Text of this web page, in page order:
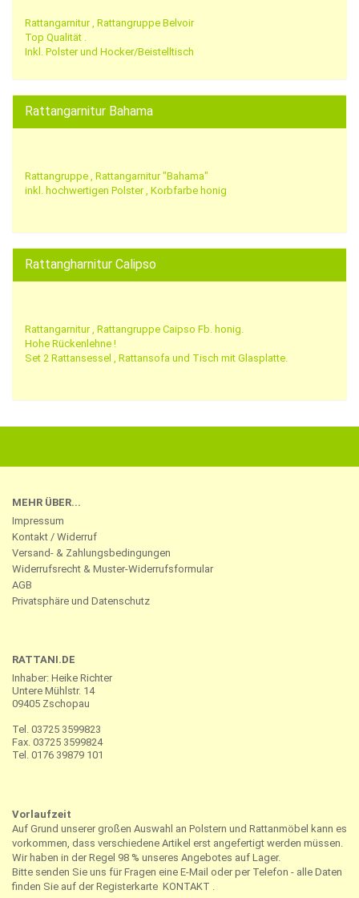
Rattangarnitur , Rattangruppe Belvoir
Top Qualität .
Inkl. Polster und Hocker/Beistelltisch
Rattangarnitur Bahama
Rattangruppe , Rattangarnitur "Bahama"
inkl. hochwertigen Polster , Korbfarbe honig
Rattangharnitur Calipso
Rattangarnitur , Rattangruppe Caipso Fb. honig.
Hohe Rückenlehne !
Set 2 Rattansessel , Rattansofa und Tisch mit Glasplatte.
MEHR ÜBER...
Impressum
Kontakt / Widerruf
Versand- & Zahlungsbedingungen
Widerrufsrecht & Muster-Widerrufsformular
AGB
Privatsphäre und Datenschutz
RATTANI.DE
Inhaber: Heike Richter
Untere Mühlstr. 14
09405 Zschopau
Tel. 03725 3599823
Fax. 03725 3599824
Tel. 0176 39879 101
Vorlaufzeit
Auf Grund unserer großen Auswahl an Polstern und Rattanmöbel kann es
vorkommen, dass verschiedene Artikel erst angefertigt werden müssen.
Wir haben in der Regel 98 % unseres Angebotes auf Lager.
Bitte senden Sie uns für Fragen eine E-Mail oder per Telefon - alle Daten
finden Sie auf der Registerkarte KONTAKT .